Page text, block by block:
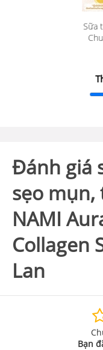
Sữa
Đánh giá
sẹo mụn,
NAMI
Collagen
Lan
Bạn